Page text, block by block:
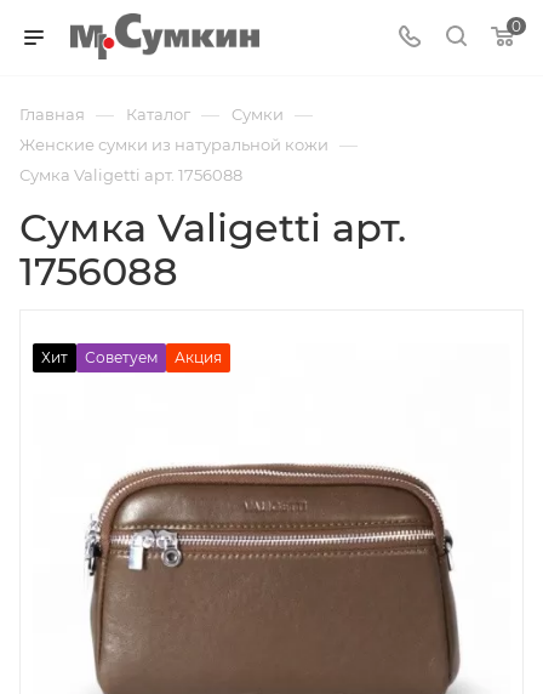
0
Главная — Каталог — Cумки —
Женские сумки из натуральной кожи —
Сумка Valigetti арт. 1756088
Сумка Valigetti арт.
1756088
Хит Советуем Акция